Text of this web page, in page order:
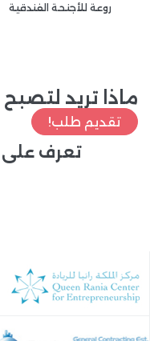
روعة للأجنحة الفندقية
ماذا تريد
تقديم طلب!
تعرف على